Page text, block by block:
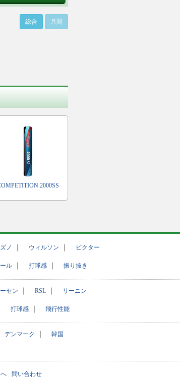
総合 月間
2000SS
ノ ウィルソン ビクター
ル 打球感 振り抜き
セン RSL リーニン
打球感 飛行性能
デンマーク 韓国
問い合わせ